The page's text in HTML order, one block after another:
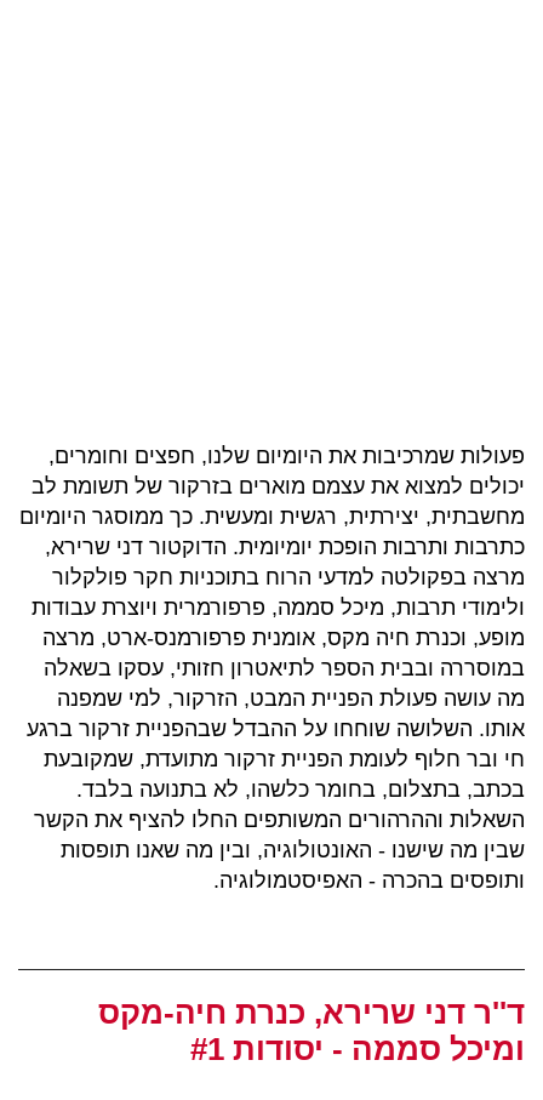
פעולות שמרכיבות את היומיום שלנו, חפצים וחומרים,
יכולים למצוא את עצמם מוארים בזרקור של תשומת לב
מחשבתית, יצירתית, רגשית ומעשית. כך ממוסגר היומיום
כתרבות ותרבות הופכת יומיומית. הדוקטור דני שרירא,
מרצה בפקולטה למדעי הרוח בתוכניות חקר פולקלור
ולימודי תרבות, מיכל סממה, פרפורמרית ויוצרת עבודות
מופע, וכנרת חיה מקס, אומנית פרפורמנס-ארט, מרצה
במוסררה ובבית הספר לתיאטרון חזותי, עסקו בשאלה
מה עושה פעולת הפניית המבט, הזרקור, למי שמפנה
אותו. השלושה שוחחו על ההבדל שבהפניית זרקור ברגע
חי ובר חלוף לעומת הפניית זרקור מתועדת, שמקובעת
בכתב, בתצלום, בחומר כלשהו, לא בתנועה בלבד.
השאלות וההרהורים המשותפים החלו להציף את הקשר
שבין מה שישנו - האונטולוגיה, ובין מה שאנו תופסות
ותופסים בהכרה - האפיסטמולוגיה.
ד''ר דני שרירא, כנרת חיה-מקס
ומיכל סממה - יסודות #1